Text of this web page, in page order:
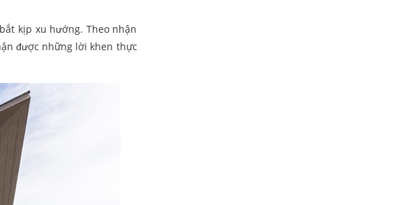
kịp xu hướng. Theo nhận
được những lời khen thực